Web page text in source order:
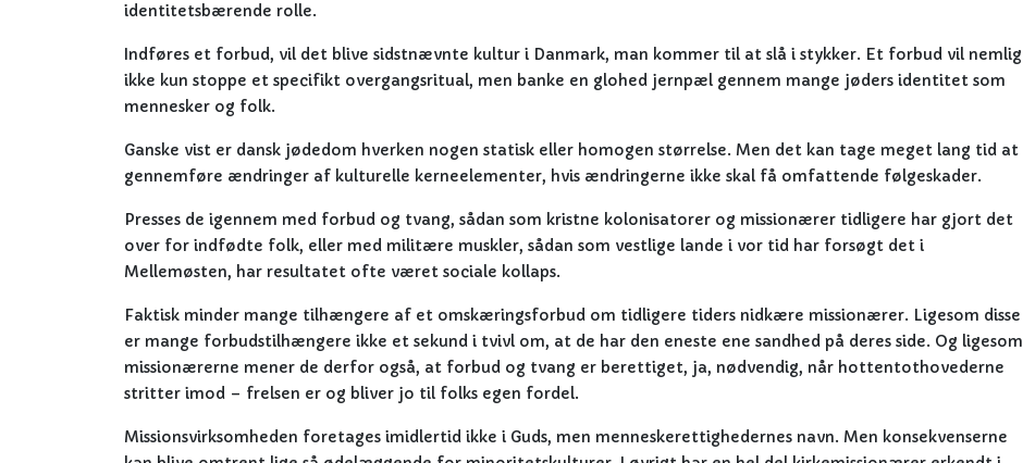
identitetsbærende rolle.
Indføres et forbud, vil det blive sidstnævnte kultur i Danmark, man kommer til at slå i stykker. Et forbud vil nemlig
ikke kun stoppe et specifikt overgangsritual, men banke en glohed jernpæl gennem mange jøders identitet som
mennesker og folk.
Ganske vist er dansk jødedom hverken nogen statisk eller homogen størrelse. Men det kan tage meget lang tid at
gennemføre ændringer af kulturelle kerneelementer, hvis ændringerne ikke skal få omfattende følgeskader.
Presses de igennem med forbud og tvang, sådan som kristne kolonisatorer og missionærer tidligere har gjort det
over for indfødte folk, eller med militære muskler, sådan som vestlige lande i vor tid har forsøgt det i
Mellemøsten, har resultatet ofte været sociale kollaps.
Faktisk minder mange tilhængere af et omskæringsforbud om tidligere tiders nidkære missionærer. Ligesom disse
er mange forbudstilhængere ikke et sekund i tvivl om, at de har den eneste ene sandhed på deres side. Og ligesom
missionærerne mener de derfor også, at forbud og tvang er berettiget, ja, nødvendig, når hottentothovederne
stritter imod – frelsen er og bliver jo til folks egen fordel.
Missionsvirksomheden foretages imidlertid ikke i Guds, men menneskerettighedernes navn. Men konsekvenserne